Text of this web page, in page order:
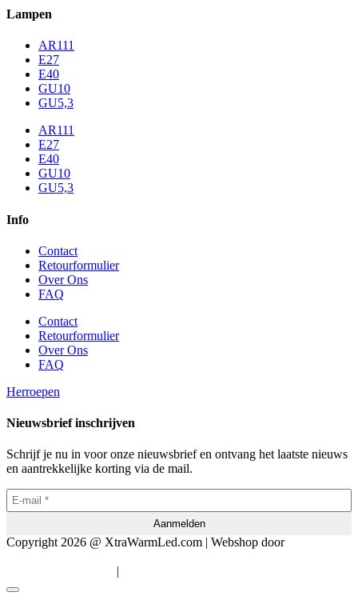
Lampen
AR111
E27
E40
GU10
GU5,3
AR111
E27
E40
GU10
GU5,3
Info
Contact
Retourformulier
Over Ons
FAQ
Contact
Retourformulier
Over Ons
FAQ
Herroepen
Nieuwsbrief inschrijven
Schrijf je nu in voor onze nieuwsbrief en ontvang het laatste nieuws
en aantrekkelijke korting via de mail.
Copyright 2026 @ XtraWarmLed.com | Webshop door